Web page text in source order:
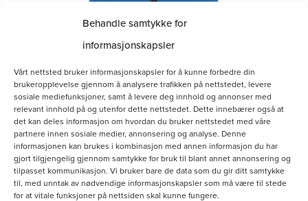
Behandle samtykke for
informasjonskapsler
Vårt nettsted bruker informasjonskapsler for å kunne forbedre din
brukeropplevelse gjennom å analysere trafikken på nettstedet, levere
sosiale mediefunksjoner, samt å levere deg innhold og annonser med
relevant innhold på og utenfor dette nettstedet. Dette innebærer også at
det kan deles informasjon om hvordan du bruker nettstedet med våre
partnere innen sosiale medier, annonsering og analyse. Denne
informasjonen kan brukes i kombinasjon med annen informasjon du har
gjort tilgjengelig gjennom samtykke for bruk til blant annet annonsering og
tilpasset kommunikasjon. Vi bruker bare de data som du gir ditt samtykke
til, med unntak av nødvendige informasjonskapsler som må være til stede
for at vitale funksjoner på nettsiden skal kunne fungere.
Softshellvest Dame
kr800.00
Velg alternativ